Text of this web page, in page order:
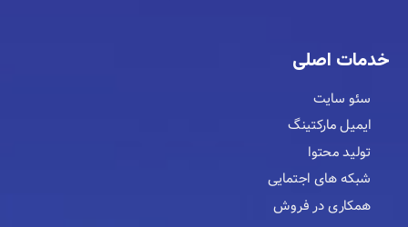
خدمات اصلی
سئو سایت
ایمیل مارکتینگ
تولید محتوا
شبکه های اجتمایی
همکاری در فروش